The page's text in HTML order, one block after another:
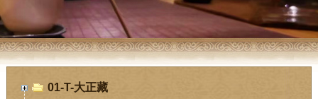
01-T-大正藏